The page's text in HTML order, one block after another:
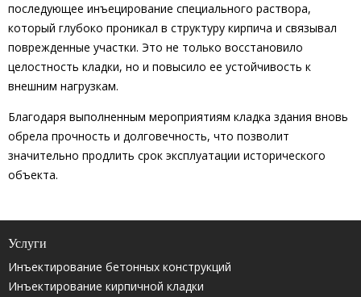
последующее инъецирование специального раствора,
который глубоко проникал в структуру кирпича и связывал
поврежденные участки. Это не только восстановило
целостность кладки, но и повысило ее устойчивость к
внешним нагрузкам.
Благодаря выполненным мероприятиям кладка здания вновь
обрела прочность и долговечность, что позволит
значительно продлить срок эксплуатации исторического
объекта.
Услуги
Инъектирование бетонных конструкций
Инъектирование кирпичной кладки